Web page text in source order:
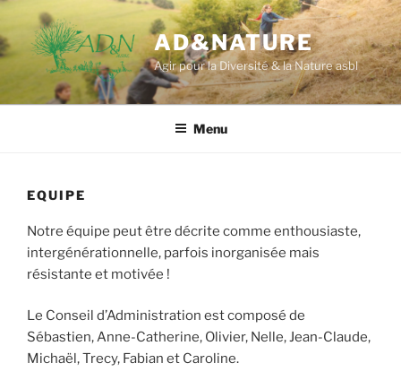
au
contenu
principal
AD&NATURE
Agir pour la Diversité & la Nature asbl
Menu
EQUIPE
Notre équipe peut être décrite comme enthousiaste,
intergénérationnelle, parfois inorganisée mais
résistante et motivée !
Le Conseil d’Administration est composé de
Sébastien, Anne-Catherine, Olivier, Nelle, Jean-Claude,
Michaël, Trecy, Fabian et Caroline.